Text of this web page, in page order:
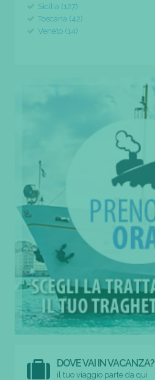
Sicilia (127)
Toscana (42)
Veneto (14)
DOVE VAI IN VACANZA?
il tuo viaggio parte da qui